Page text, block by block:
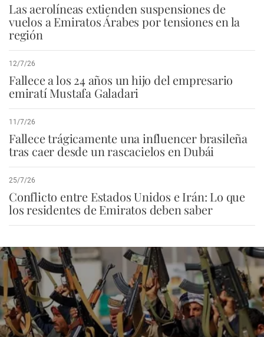
Las aerolíneas extienden suspensiones de
vuelos a Emiratos Árabes por tensiones en la
región
12/7/26
Fallece a los 24 años un hijo del empresario
emiratí Mustafa Galadari
11/7/26
Fallece trágicamente una influencer brasileña
tras caer desde un rascacielos en Dubái
25/7/26
Conflicto entre Estados Unidos e Irán: Lo que
los residentes de Emiratos deben saber